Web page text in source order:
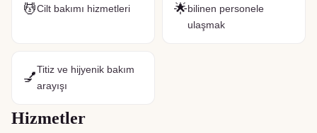
💆Cilt bakımı hizmetleri 🌟bilinen personele
ulaşmak
💅
Titiz ve hijyenik bakım
arayışı
Hizmetler